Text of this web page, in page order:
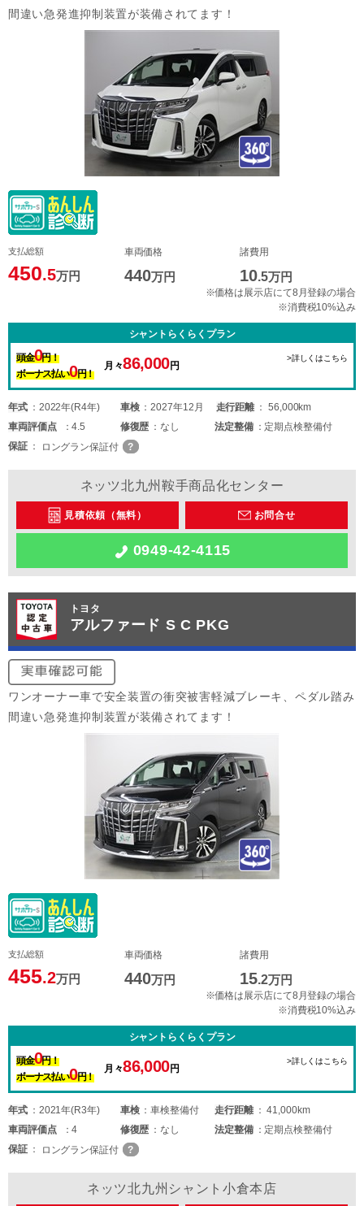
間違い急発進抑制装置が装備されてます！
支払総額
450.5万円
車両価格
440万円
諸費用
10.5万円
※価格は展示店にて8月登録の場合
※消費税10%込み
シャントらくらくプラン
頭金0円！
ボーナス払い0円！
月々86,000円
>詳しくはこちら
年式 2022年(R4年) 車検 2027年12月 走行距離
56,000km
車両評価点 4.5 修復歴 なし 法定整備
定期点検整備付
保証
ロングラン保証付
ネッツ北九州鞍手商品化センター
見積依頼（無料） お問合せ
0949-42-4115
トヨタ
アルファード S C PKG
ワンオーナー車で安全装置の衝突被害軽減ブレーキ、ペダル踏み
間違い急発進抑制装置が装備されてます！
支払総額
455.2万円
車両価格
440万円
諸費用
15.2万円
※価格は展示店にて8月登録の場合
※消費税10%込み
シャントらくらくプラン
頭金0円！
ボーナス払い0円！
月々86,000円
>詳しくはこちら
年式 2021年(R3年) 車検 車検整備付 走行距離
41,000km
車両評価点 4 修復歴 なし 法定整備
定期点検整備付
保証
ロングラン保証付
ネッツ北九州シャント小倉本店